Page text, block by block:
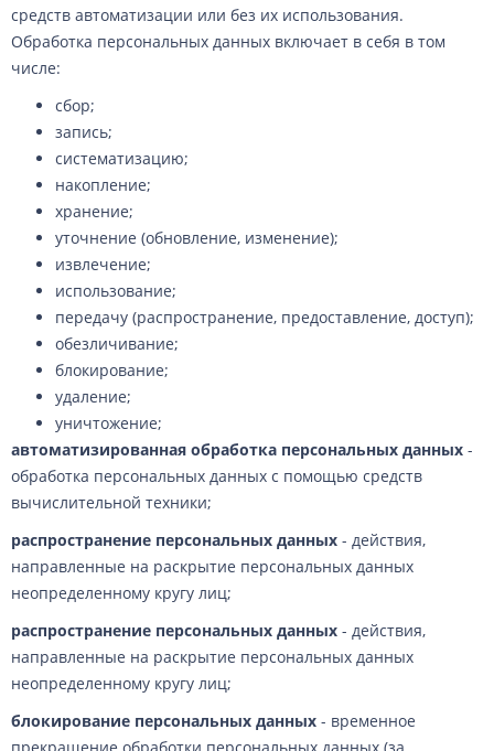
средств автоматизации или без их использования.
Обработка персональных данных включает в себя в том
числе:
сбор;
запись;
систематизацию;
накопление;
хранение;
уточнение (обновление, изменение);
извлечение;
использование;
передачу (распространение, предоставление, доступ);
обезличивание;
блокирование;
удаление;
уничтожение;
автоматизированная обработка персональных данных -
обработка персональных данных с помощью средств
вычислительной техники;
распространение персональных данных - действия,
направленные на раскрытие персональных данных
неопределенному кругу лиц;
распространение персональных данных - действия,
направленные на раскрытие персональных данных
неопределенному кругу лиц;
блокирование персональных данных - временное